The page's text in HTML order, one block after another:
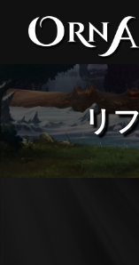
リ